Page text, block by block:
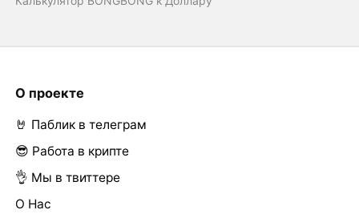
О проекте
🤘 Паблик в телеграм
😎 Работа в крипте
👌 Мы в твиттере
О Нас